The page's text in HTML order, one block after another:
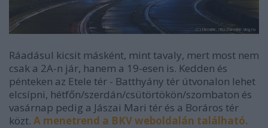
Ráadásul kicsit másként, mint tavaly, mert most nem
csak a 2A-n jár, hanem a 19-esen is. Kedden és
pénteken az Etele tér - Batthyány tér útvonalon lehet
elcsípni, hétfőn/szerdán/csütörtökön/szombaton és
vasárnap pedig a Jászai Mari tér és a Boráros tér
közt. A menetrend a BKV weboldalán található.